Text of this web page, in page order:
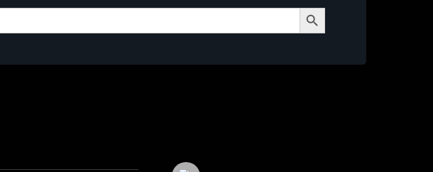
Search Button